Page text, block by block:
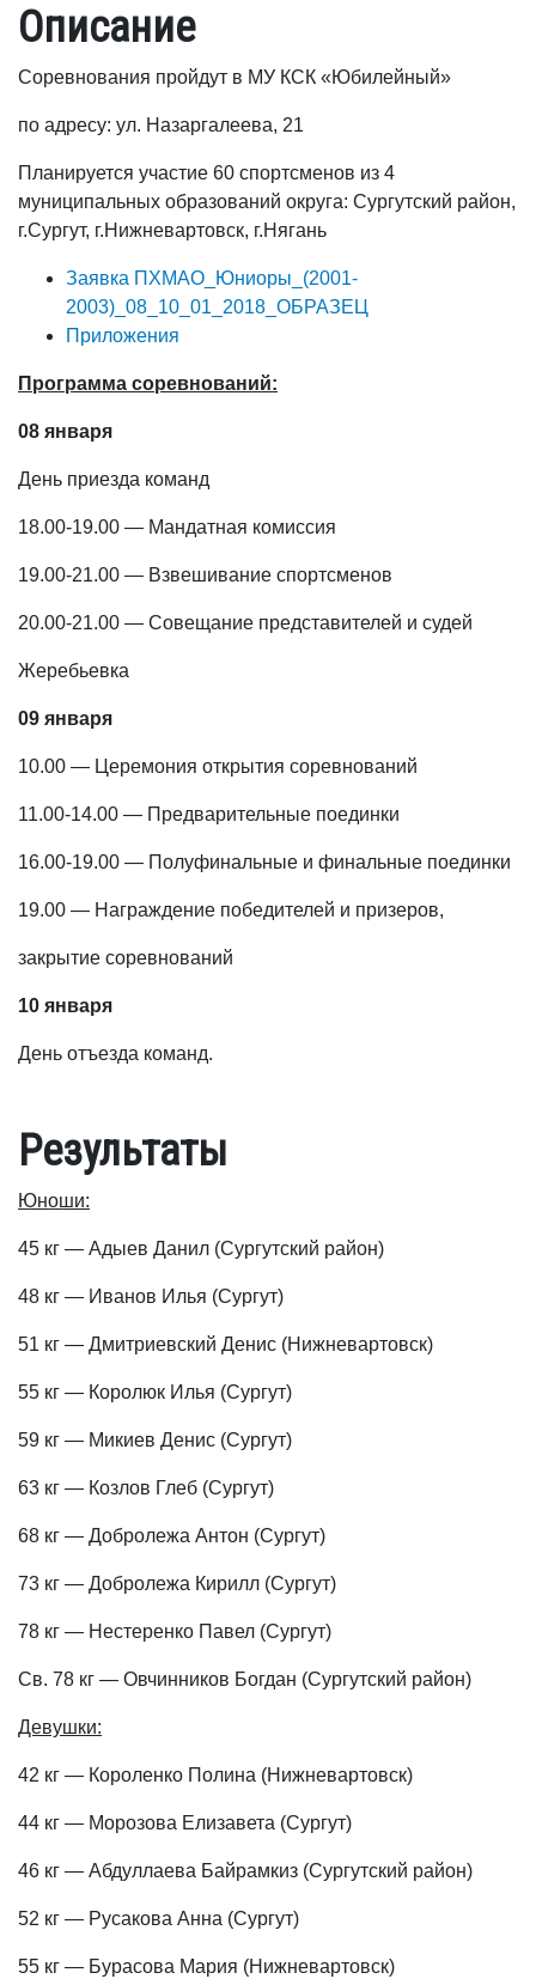
Описание
Соревнования пройдут в МУ КСК «Юбилейный»
по адресу: ул. Назаргалеева, 21
Планируется участие 60 спортсменов из 4
муниципальных образований округа: Сургутский район,
г.Сургут, г.Нижневартовск, г.Нягань
Заявка ПХМАО_Юниоры_(2001-
2003)_08_10_01_2018_ОБРАЗЕЦ
Приложения
Программа соревнований:
08 января
День приезда команд
18.00-19.00 — Мандатная комиссия
19.00-21.00 — Взвешивание спортсменов
20.00-21.00 — Совещание представителей и судей
Жеребьевка
09 января
10.00 — Церемония открытия соревнований
11.00-14.00 — Предварительные поединки
16.00-19.00 — Полуфинальные и финальные поединки
19.00 — Награждение победителей и призеров,
закрытие соревнований
10 января
День отъезда команд.
Результаты
Юноши:
45 кг — Адыев Данил (Сургутский район)
48 кг — Иванов Илья (Сургут)
51 кг — Дмитриевский Денис (Нижневартовск)
55 кг — Королюк Илья (Сургут)
59 кг — Микиев Денис (Сургут)
63 кг — Козлов Глеб (Сургут)
68 кг — Добролежа Антон (Сургут)
73 кг — Добролежа Кирилл (Сургут)
78 кг — Нестеренко Павел (Сургут)
Св. 78 кг — Овчинников Богдан (Сургутский район)
Девушки:
42 кг — Короленко Полина (Нижневартовск)
44 кг — Морозова Елизавета (Сургут)
46 кг — Абдуллаева Байрамкиз (Сургутский район)
52 кг — Русакова Анна (Сургут)
55 кг — Бурасова Мария (Нижневартовск)